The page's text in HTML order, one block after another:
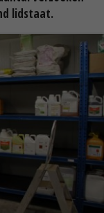
lidstaat.